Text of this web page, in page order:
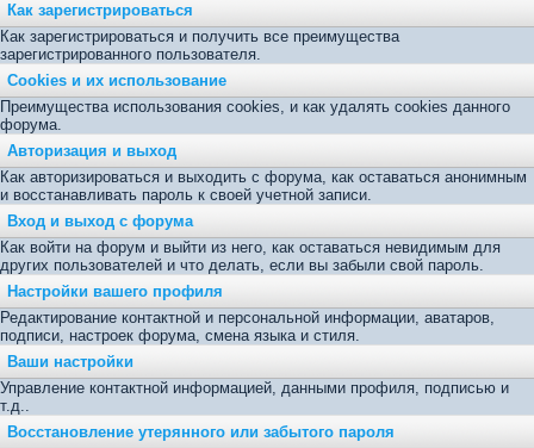
Как зарегистрироваться
Как зарегистрироваться и получить все преимущества
зарегистрированного пользователя.
Cookies и их использование
Преимущества использования cookies, и как удалять cookies данного
форума.
Авторизация и выход
Как авторизироваться и выходить с форума, как оставаться анонимным
и восстанавливать пароль к своей учетной записи.
Вход и выход с форума
Как войти на форум и выйти из него, как оставаться невидимым для
других пользователей и что делать, если вы забыли свой пароль.
Настройки вашего профиля
Редактирование контактной и персональной информации, аватаров,
подписи, настроек форума, смена языка и стиля.
Ваши настройки
Управление контактной информацией, данными профиля, подписью и
т.д..
Восстановление утерянного или забытого пароля